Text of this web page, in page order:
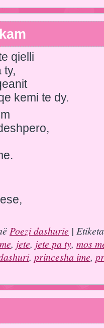
qielli
ty,
kemi te dy.
Poezi dashurie |
, jete, jete pa ty, mos
, princesha ime,